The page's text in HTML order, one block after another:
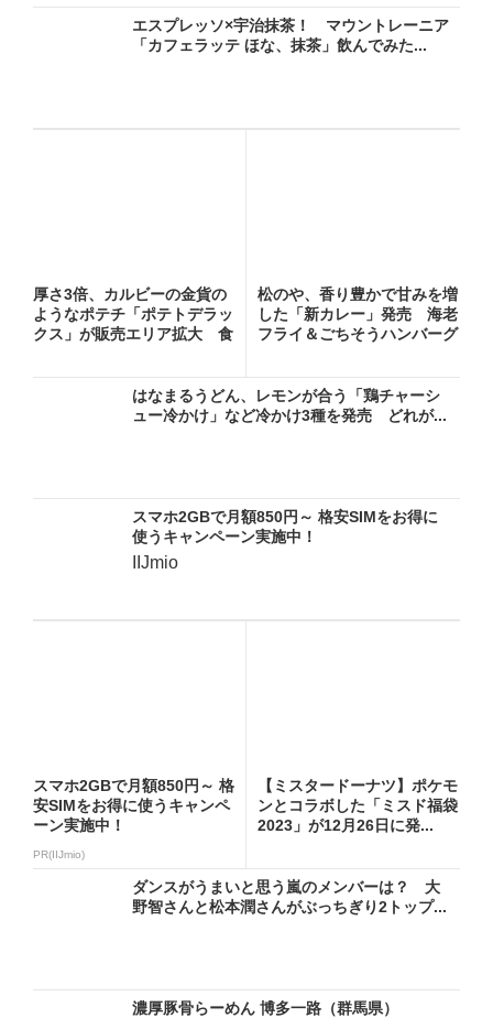
エスプレッソ×宇治抹茶！ マウントレーニア
「カフェラッテ ほな、抹茶」飲んでみた...
厚さ3倍、カルビーの金貨の
ようなポテチ「ポテトデラッ
クス」が販売エリア拡大 食
松のや、香り豊かで甘みを増
した「新カレー」発売 海老
フライ＆ごちそうハンバーグ
はなまるうどん、レモンが合う「鶏チャーシ
ュー冷かけ」など冷かけ3種を発売 どれが...
スマホ2GBで月額850円～ 格安SIMをお得に
使うキャンペーン実施中！
IIJmio
スマホ2GBで月額850円～ 格
安SIMをお得に使うキャンペ
ーン実施中！
PR(IIJmio)
【ミスタードーナツ】ポケモ
ンとコラボした「ミスド福袋
2023」が12月26日に発...
ダンスがうまいと思う嵐のメンバーは？ 大
野智さんと松本潤さんがぶっちぎり2トップ...
濃厚豚骨らーめん 博多一路（群馬県）